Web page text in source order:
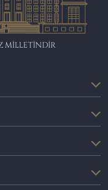
MİLLETİNDİR